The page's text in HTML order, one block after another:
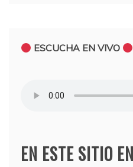
ESCUCHA EN VIVO
EN ESTE SITIO